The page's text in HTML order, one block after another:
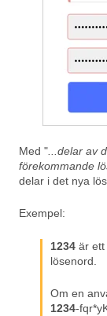
Med " ...delar av
förekommande
delar i det nya
Exempel:
1234 är ett
lösenord.
Om en
1234-